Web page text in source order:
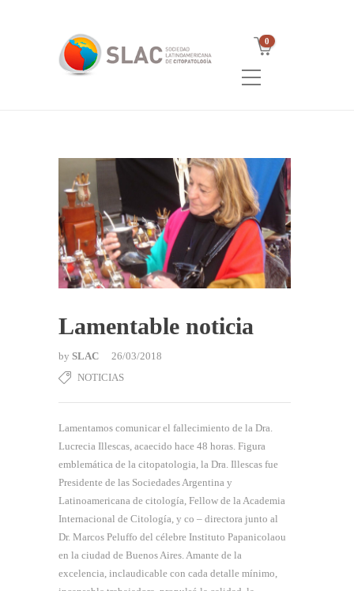
0
Lamentable noticia
by SLAC
26/03/2018
NOTICIAS
Lamentamos comunicar el fallecimiento de la Dra.
Lucrecia Illescas, acaecido hace 48 horas. Figura
emblemática de la citopatologia, la Dra. Illescas fue
Presidente de las Sociedades Argentina y
Latinoamericana de citología, Fellow de la Academia
Internacional de Citología, y co – directora junto al
Dr. Marcos Peluffo del célebre Instituto Papanicolaou
en la ciudad de Buenos Aires. Amante de la
excelencia, inclaudicable con cada detalle mínimo,